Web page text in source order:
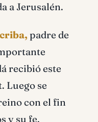
a Jerusalén.
padre de
recibió este
Luego se
con el fin
y su fe.